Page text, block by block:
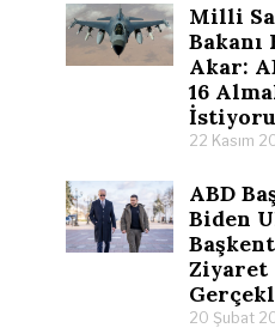
Milli
Bakanı
Akar:
16
22 Kasım
ABD
Biden
Ziyaret
20 Şubat